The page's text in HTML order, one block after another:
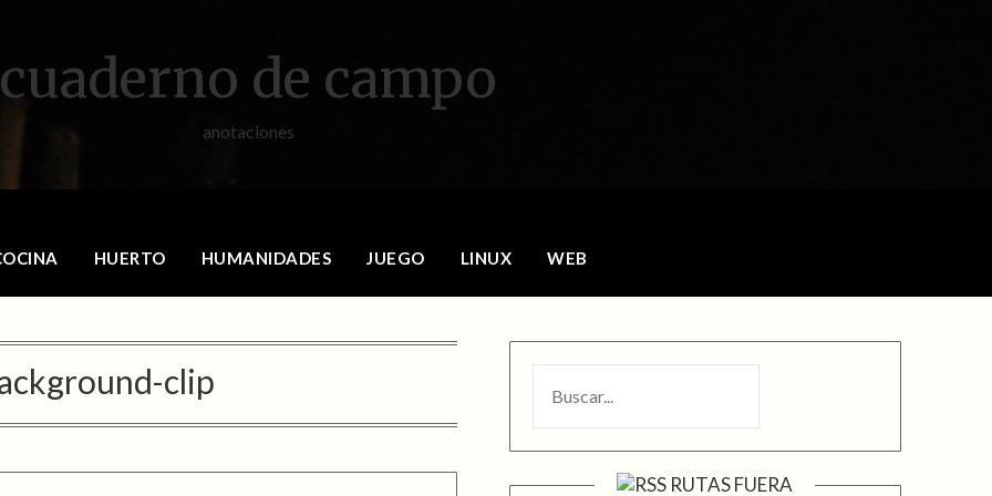
cuaderno de campo
anotaciones
HUERTO HUMANIDADES JUEGO LINUX WEB
clip
RUTAS FUERA